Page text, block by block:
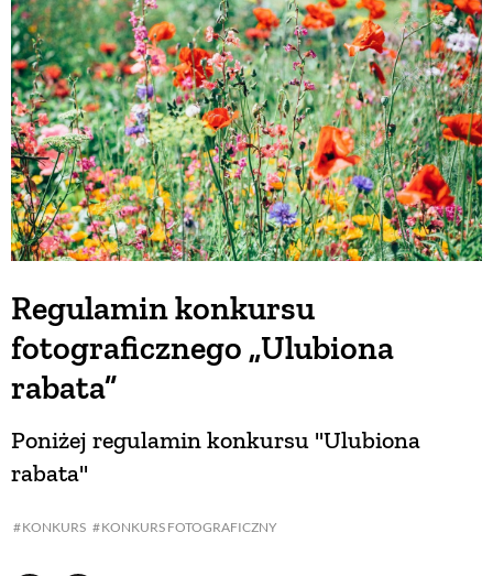
Regulamin konkursu
fotograficznego „Ulubiona
rabata”
KONKURS KONKURS FOTOGRAFICZNY
Poniżej regulamin konkursu "Ulubiona
rabata"
BUDUJEMY DOM
OGRÓD
WARZYWA I OWOCE
PORADY